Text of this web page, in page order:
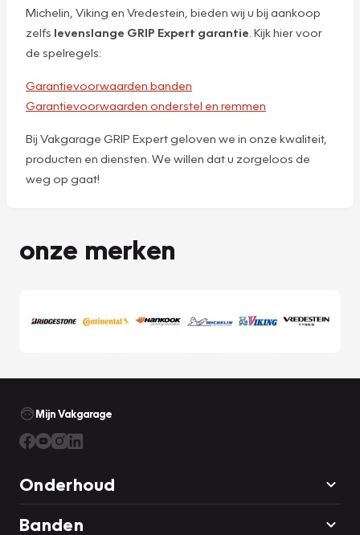
Michelin, Viking en Vredestein, bieden wij u bij aankoop
zelfs levenslange GRIP Expert garantie . Kijk hier voor
de spelregels:
Garantievoorwaarden banden
Garantievoorwaarden onderstel en remmen
Bij Vakgarage GRIP Expert geloven we in onze kwaliteit,
producten en diensten. We willen dat u zorgeloos de
weg op gaat!
onze merken
Mijn Vakgarage
Onderhoud
Banden